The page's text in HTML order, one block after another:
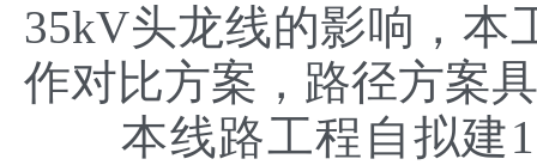
35kV头龙线的影响，本
作对比方案，路径方案
本线路工程自拟建